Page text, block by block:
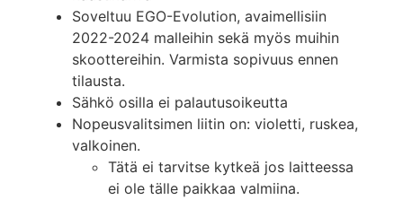
Soveltuu EGO-Evolution, avaimellisiin
2022-2024 malleihin sekä myös muihin
skoottereihin. Varmista sopivuus ennen
tilausta.
Sähkö osilla ei palautusoikeutta
Nopeusvalitsimen liitin on: violetti, ruskea,
valkoinen.
Tätä ei tarvitse kytkeä jos laitteessa
ei ole tälle paikkaa valmiina.